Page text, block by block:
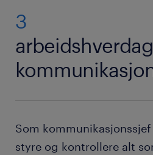
3
Som
styre og kontrollere alt